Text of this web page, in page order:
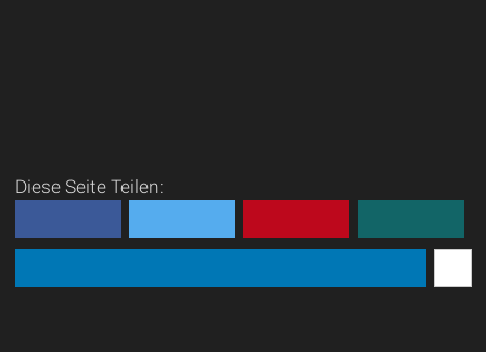
Diese Seite Teilen: